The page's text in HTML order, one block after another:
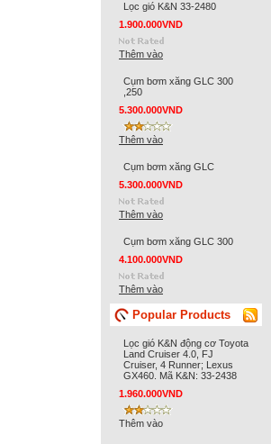
Lọc gió K&N 33-2480
1.900.000VND
Thêm vào
Cụm bơm xăng GLC 300
,250
5.300.000VND
Thêm vào
Cụm bơm xăng GLC
5.300.000VND
Thêm vào
Cụm bơm xăng GLC 300
4.100.000VND
Thêm vào
Popular Products
Lọc gió K&N động cơ Toyota
Land Cruiser 4.0, FJ
Cruiser, 4 Runner; Lexus
GX460. Mã K&N: 33-2438
1.960.000VND
Thêm vào